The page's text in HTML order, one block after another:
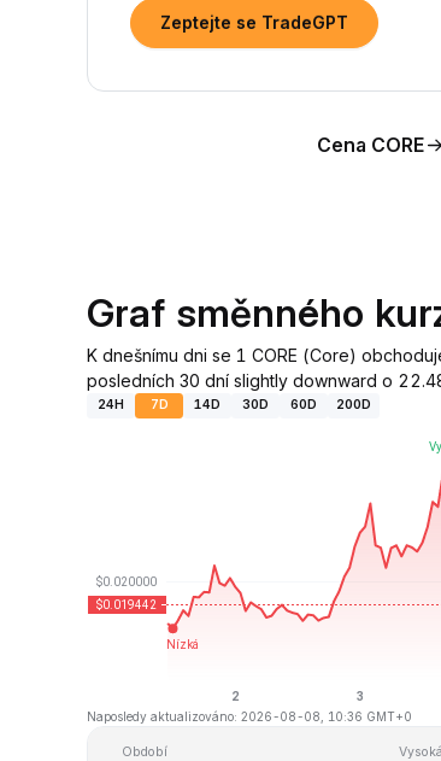
Zeptejte se TradeGPT
Cena CORE
Graf směnného
K dnešnímu dni se 1 CORE (Core)
posledních 30 dní slightly downward o
24H 7D 14D 30D 60D 200D
Naposledy aktualizováno: 2026-08-08, 10:36 GMT+0
Období Vysoká